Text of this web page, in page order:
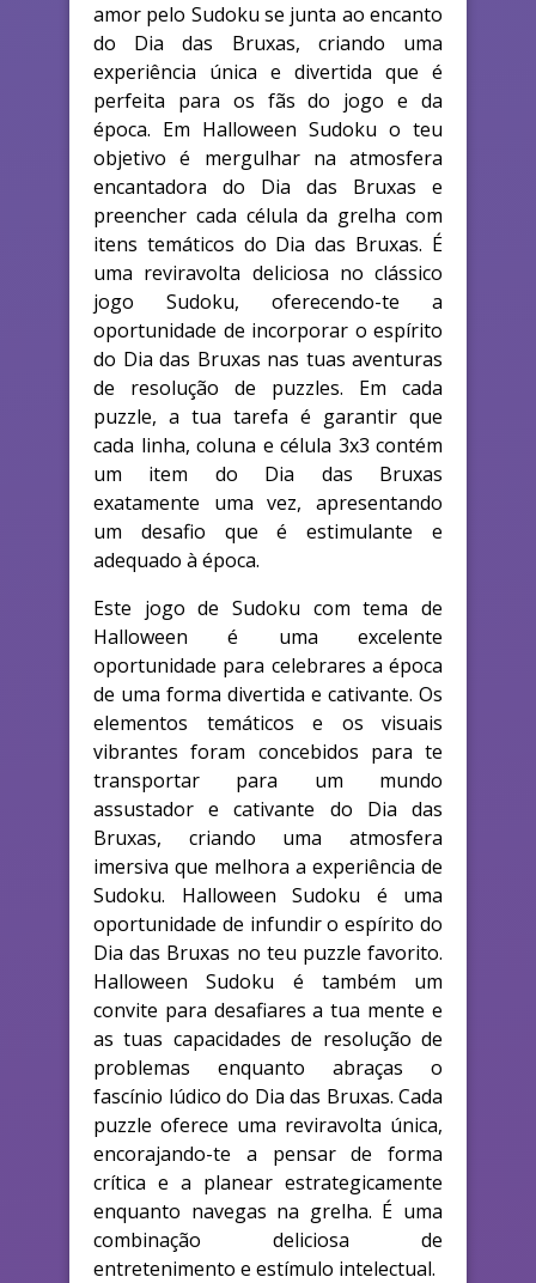
amor pelo Sudoku se junta ao encanto
do Dia das Bruxas, criando uma
experiência única e divertida que é
perfeita para os fãs do jogo e da
época. Em Halloween Sudoku o teu
objetivo é mergulhar na atmosfera
encantadora do Dia das Bruxas e
preencher cada célula da grelha com
itens temáticos do Dia das Bruxas. É
uma reviravolta deliciosa no clássico
jogo Sudoku, oferecendo-te a
oportunidade de incorporar o espírito
do Dia das Bruxas nas tuas aventuras
de resolução de puzzles. Em cada
puzzle, a tua tarefa é garantir que
cada linha, coluna e célula 3x3 contém
um item do Dia das Bruxas
exatamente uma vez, apresentando
um desafio que é estimulante e
adequado à época.
Este jogo de Sudoku com tema de
Halloween é uma excelente
oportunidade para celebrares a época
de uma forma divertida e cativante. Os
elementos temáticos e os visuais
vibrantes foram concebidos para te
transportar para um mundo
assustador e cativante do Dia das
Bruxas, criando uma atmosfera
imersiva que melhora a experiência de
Sudoku. Halloween Sudoku é uma
oportunidade de infundir o espírito do
Dia das Bruxas no teu puzzle favorito.
Halloween Sudoku é também um
convite para desafiares a tua mente e
as tuas capacidades de resolução de
problemas enquanto abraças o
fascínio lúdico do Dia das Bruxas. Cada
puzzle oferece uma reviravolta única,
encorajando-te a pensar de forma
crítica e a planear estrategicamente
enquanto navegas na grelha. É uma
combinação deliciosa de
entretenimento e estímulo intelectual.